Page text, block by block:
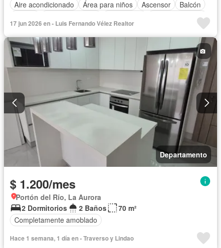
Aire acondicionado
Área para niños Ascensor
Balcón
Estacionamiento
Gimnasio
Garita de guardianía Jardín
Seguridad
Parcialmente amoblado
17 jun 2026 en - Luis Fernando Vélez Realtor
Departamento
$ 1.200/mes
Portón del Río, La Aurora
2 Dormitorios
2 Baños
70 m²
Completamente amoblado
Hace 1 semana, 1 día en - Traverso y Lindao